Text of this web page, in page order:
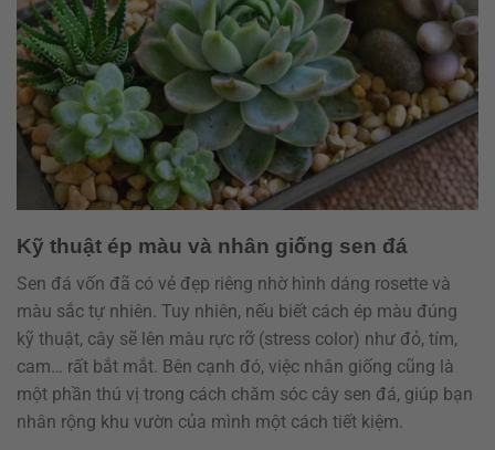
Kỹ thuật ép màu và nhân giống sen đá
Sen đá vốn đã có vẻ đẹp riêng nhờ hình dáng rosette và
màu sắc tự nhiên. Tuy nhiên, nếu biết cách ép màu đúng
kỹ thuật, cây sẽ lên màu rực rỡ (stress color) như đỏ, tím,
cam… rất bắt mắt. Bên cạnh đó, việc nhân giống cũng là
một phần thú vị trong cách chăm sóc cây sen đá, giúp bạn
nhân rộng khu vườn của mình một cách tiết kiệm.